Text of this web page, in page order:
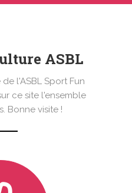
ASBL
l'ASBL Sport Fun
ce site l'ensemble
Bonne visite !